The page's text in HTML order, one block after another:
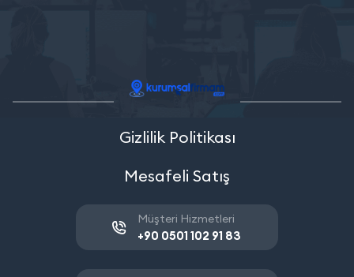
Gizlilik Politikası
Mesafeli Satış
Müşteri Hizmetleri
+90 0501 102 91 83